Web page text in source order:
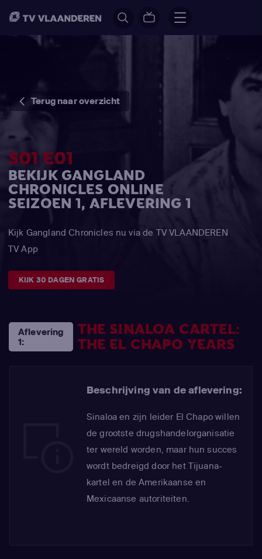
Terug naar overzicht
S01 E01
BEKIJK GANGLAND
CHRONICLES ONLINE
SEIZOEN 1, AFLEVERING 1
Kijk Gangland Chronicles nu via de TV VLAANDEREN
TV App
KIJK 30 DAGEN GRATIS
Aflevering
1:
THE SINALOA CARTEL:
THE EL CHAPO YEARS
Beschrijving van de aflevering:
Sinaloa en zijn leider El Chapo willen
de grootste drugshandelorganisatie
ter wereld worden, maar hun succes
wordt bedreigd door het Tijuana-
kartel en de Amerikaanse en
Mexicaanse autoriteiten.